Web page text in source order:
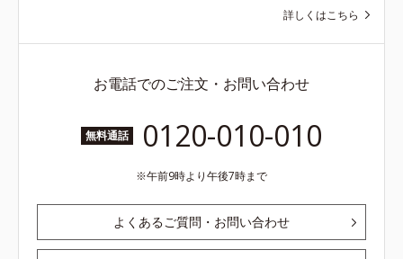
詳しくはこちら
お電話でのご注文・お問い合わせ
無料通話 0120-010-010
午前9時より午後7時まで
よくあるご質問・お問い合わせ